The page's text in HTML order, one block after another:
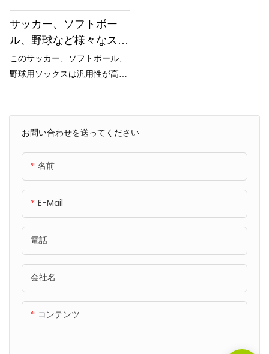
お問い合わせを送ってください
名前
E-Mail
電話
会社名
コンテンツ
を保ちます。
サッカー、ソフトボー
ル、野球など様々なスポ
ーツに対応するコンプレ
ッションソックス（ユー
このサッカー、ソフトボール、
野球用ソックスは汎用性が高
ポート力と快適性が向上し、ア
クティブな方に最適です。